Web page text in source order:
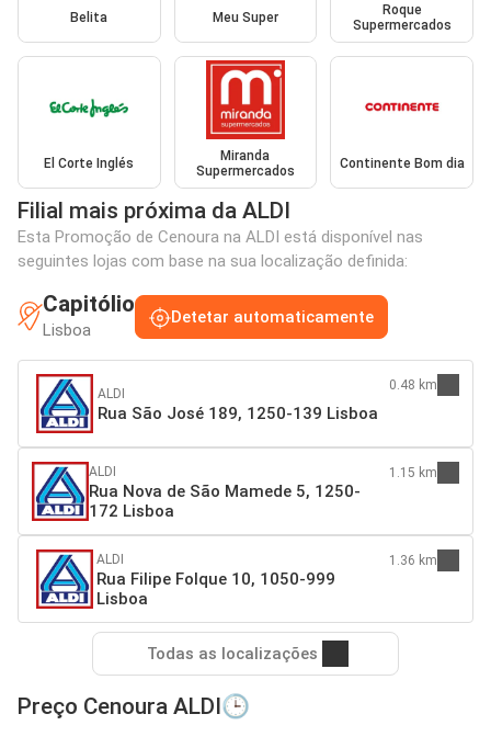
Belita Meu Super
Roque
Supermercados
El Corte Inglés
Miranda
Supermercados
Continente Bom dia
Filial mais próxima da ALDI
Esta Promoção de Cenoura na ALDI está disponível nas
seguintes lojas com base na sua localização definida:
Capitólio
Lisboa
Detetar automaticamente
ALDI
Rua São José 189, 1250-139 Lisboa
0.48 km
ALDI
Rua Nova de São Mamede 5, 1250-
172 Lisboa
1.15 km
ALDI
Rua Filipe Folque 10, 1050-999
Lisboa
1.36 km
Todas as localizações
Preço Cenoura ALDI🕒